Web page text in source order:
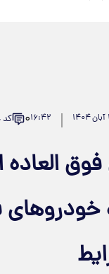
۱۶:۴۲۰ کد
العاده
خودروهای